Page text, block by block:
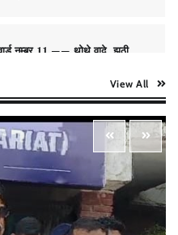
नम्बर 11 —— थोथे वादे, झूठी
नम्बर 7 में भाजपा प्रत्याषी की हवांइंया
ने।
May 15, 2026 0
View All